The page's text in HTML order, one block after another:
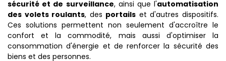
sécurité et de surveillance, ainsi que l'automatisation
des volets roulants, des portails et d'autres dispositifs.
Ces solutions permettent non seulement d'accroître le
confort et la commodité, mais aussi d'optimiser la
consommation d'énergie et de renforcer la sécurité des
biens et des personnes.